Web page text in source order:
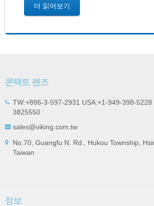
더 읽어보기
콘택트 렌즈
TW:+886-3-597-2931 USA:+1-949-398-5228
3825550
sales@viking.com.tw
No.70, Guangfu N. Rd., Hukou Township,
Taiwan
정보